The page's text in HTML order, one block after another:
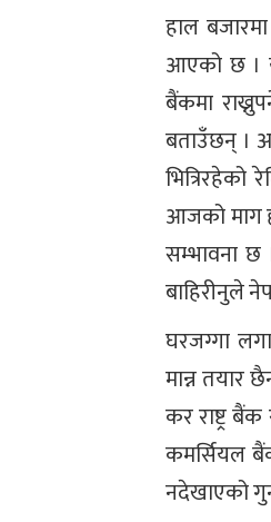
हाल
आएको छ ।
बैंकमा
बताउँछन् ।
भित्रिरहेको
आजको माग
सम्भावना छ
बाहिरीनुले
घरजग्गा
मान्न तयार
कर राष्ट्र
कमर्सियल
नदेखाएको